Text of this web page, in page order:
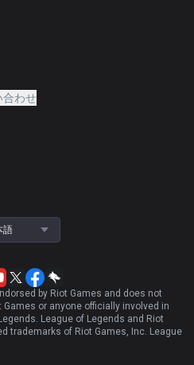
合わせ
語
by Riot Games and does not
or anyone officially involved in
League of Legends and Riot
trademarks of Riot Games, Inc. League